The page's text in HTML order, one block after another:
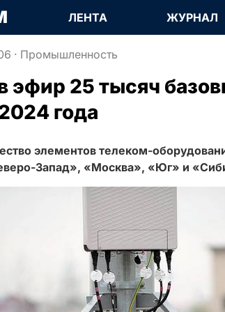
ЛЕНТА ЖУРНАЛ
· Промышленность
эфир 25 тысяч
года
элементов телеком-
Запад», «Москва», «Юг» и